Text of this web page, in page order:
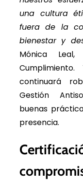
una cultura
fuera de la
bienestar y
Mónica
continuará
Gestión
buenas
presencia.